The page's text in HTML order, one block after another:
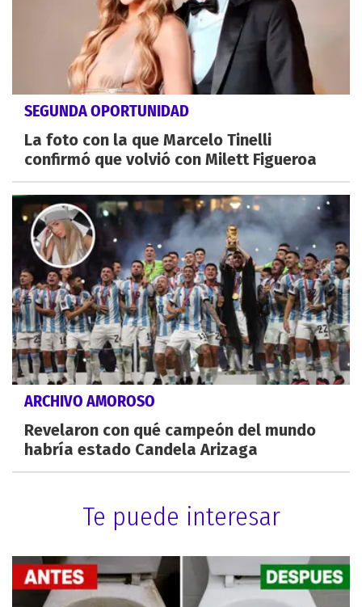
SEGUNDA OPORTUNIDAD
La foto con la que Marcelo Tinelli
confirmó que volvió con Milett Figueroa
ARCHIVO AMOROSO
Revelaron con qué campeón del mundo
habría estado Candela Arizaga
Te puede interesar